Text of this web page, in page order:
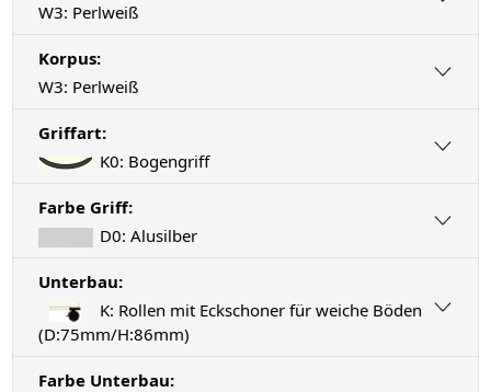
W3: Perlweiß
Korpus:
W3: Perlweiß
Griffart:
K0: Bogengriff
Farbe Griff:
D0: Alusilber
Unterbau:
K: Rollen mit Eckschoner für weiche Böden
(D:75mm/H:86mm)
Farbe Unterbau: